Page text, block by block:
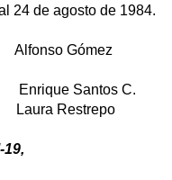
24 de agosto de 1984.
Alfonso Gómez
Enrique Santos C.
Laura Restrepo
19,